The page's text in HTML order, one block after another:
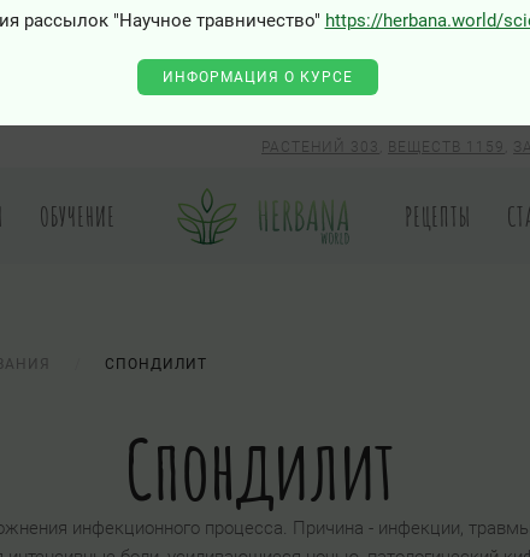
рассылок "Научное травничество" https://herbana.world/
ИНФОРМАЦИЯ О КУРСЕ
РАСТЕНИЙ 303 ВЕЩЕСТВ 1159
ОБУЧЕНИЕ РЕЦЕПТЫ
СПОНДИЛИТ
Спондилит
инфекционного процесса. Причина - инфекции,